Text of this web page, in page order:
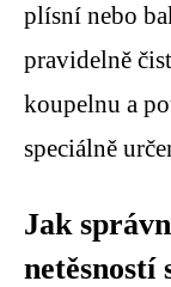
plísní nebo
pravidelně
koupelnu a
speciálně
Jak
netěsností